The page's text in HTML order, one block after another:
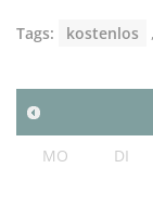
Tags: kostenlos ,
MO DI